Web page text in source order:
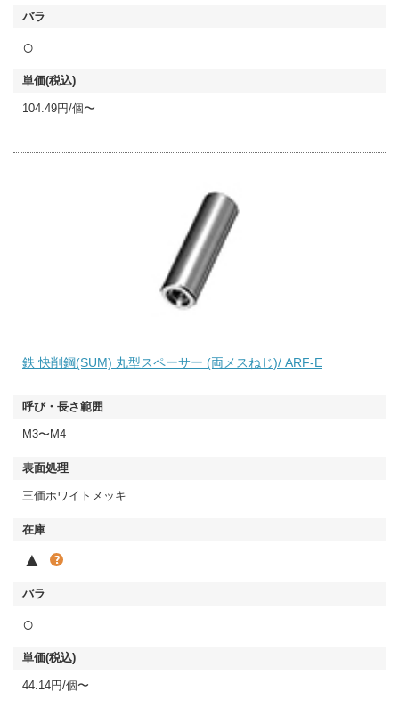
○
104.49円/個〜
鉄 快削鋼(SUM) 丸型スペーサー (両メスねじ)/ ARF-E
M3〜M4
三価ホワイトメッキ
▲
○
44.14円/個〜